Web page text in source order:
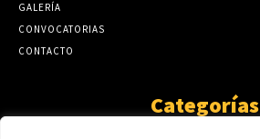
GALERÍA
CONVOCATORIAS
CONTACTO
Categorías